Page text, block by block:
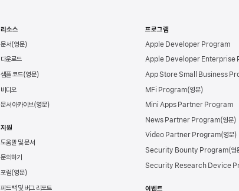
리소스
문서
다운로드
샘플 코드
비디오
문서 아카이브
지원
도움말 및 문서
문의하기
포럼
피드백 및 버그 리포트
프로그램
Apple Developer Program
Apple Developer Enterprise
App Store Small Business
MFi Program
Mini Apps Partner Program
News Partner Program
Video Partner Program
Security Bounty Program
Security Research Device
이벤트